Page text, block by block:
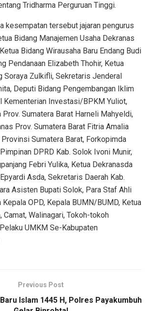
Tridharma Perguruan Tinggi.
kesempatan tersebut jajaran pengurus
Bidang Manajemen Usaha Dekranas
Bidang Wirausaha Baru Endang Budi
Pendanaan Elizabeth Thohir, Ketua
Soraya Zulkifli, Sekretaris Jenderal
Deputi Bidang Pengembangan Iklim
Kementerian Investasi/BPKM Yuliot,
Prov. Sumatera Barat Harneli Mahyeldi,
Prov. Sumatera Barat Fitria Amalia
Sumatera Barat, Forkopimda
DPRD Kab. Solok Ivoni Munir,
Febri Yulika, Ketua Dekranasda
Asda, Sekretaris Daerah Kab.
Asisten Bupati Solok, Para Staf Ahli
Kepala OPD, Kepala BUMN/BUMD, Ketua
Camat, Walinagari, Tokoh-tokoh
UMKM Se-Kabupaten
Previous Post
Islam 1445 H, Polres Payakumbuh